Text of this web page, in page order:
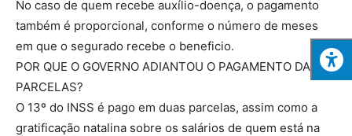
No caso de quem recebe auxílio-doença, o pagamento
também é proporcional, conforme o número de meses
em que o segurado recebe o beneficio.
POR QUE O GOVERNO ADIANTOU O PAGAMENTO DAS
PARCELAS?
O 13º do INSS é pago em duas parcelas, assim como a
gratificação natalina sobre os salários de quem está na